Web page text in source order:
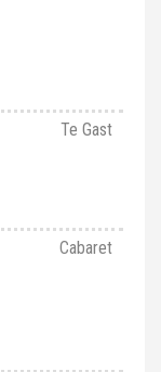
Te Gast
Cabaret